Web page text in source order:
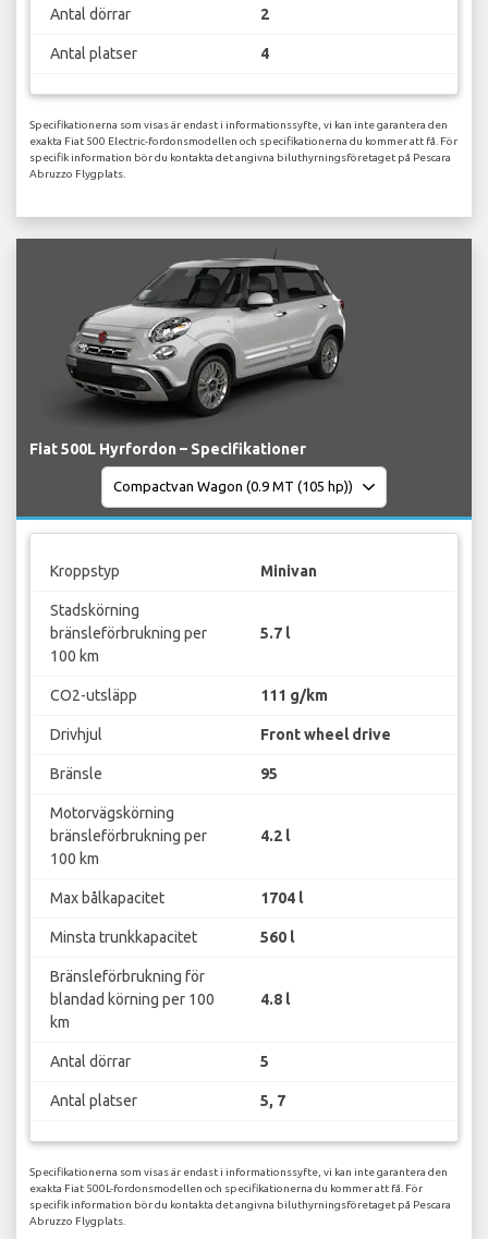
Antal dörrar 2
Antal platser 4
Specifikationerna som visas är endast i informationssyfte, vi kan inte garantera den
exakta Fiat 500 Electric-fordonsmodellen och specifikationerna du kommer att få. För
specifik information bör du kontakta det angivna biluthyrningsföretaget på Pescara
Abruzzo Flygplats.
Fiat 500L Hyrfordon – Specifikationer
Kroppstyp Minivan
Stadskörning
bränsleförbrukning per
100 km
5.7 l
CO2-utsläpp 111 g/km
Drivhjul Front wheel drive
Bränsle 95
Motorvägskörning
bränsleförbrukning per
100 km
4.2 l
Max bålkapacitet 1704 l
Minsta trunkkapacitet 560 l
Bränsleförbrukning för
blandad körning per 100
km
4.8 l
Antal dörrar 5
Antal platser 5, 7
Specifikationerna som visas är endast i informationssyfte, vi kan inte garantera den
exakta Fiat 500L-fordonsmodellen och specifikationerna du kommer att få. För
specifik information bör du kontakta det angivna biluthyrningsföretaget på Pescara
Abruzzo Flygplats.